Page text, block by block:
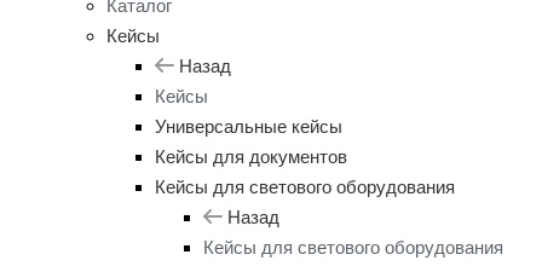
Каталог
Кейсы
Назад
Кейсы
Универсальные кейсы
Кейсы для документов
Кейсы для светового оборудования
Назад
Кейсы для светового оборудования